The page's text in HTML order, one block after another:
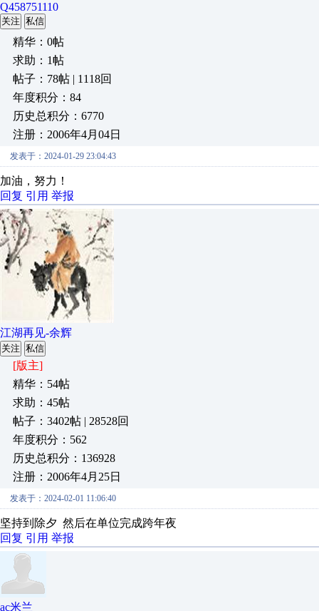
Q458751110
关注 私信
精华：0帖
求助：1帖
帖子：78帖 | 1118回
年度积分：84
历史总积分：6770
注册：2006年4月04日
发表于：2024-01-29 23:04:43
加油，努力！
回复 引用 举报
江湖再见-余辉
关注 私信
[版主]
精华：54帖
求助：45帖
帖子：3402帖 | 28528回
年度积分：562
历史总积分：136928
注册：2006年4月25日
发表于：2024-02-01 11:06:40
坚持到除夕 然后在单位完成跨年夜
回复 引用 举报
ac米兰